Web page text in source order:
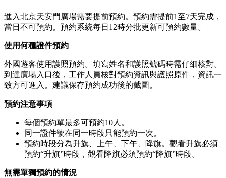
進入北京天安門廣場需要提前預約。預約需提前1至7天完成，
當日不可預約。預約系統每日12時分批更新可預約數量。
使用何種證件預約
外國遊客使用護照預約。填寫姓名和護照號碼時需仔細核對。
到達廣場入口後，工作人員核對預約資訊與護照原件，資訊一
致方可進入。建議保存預約成功後的截圖。
預約注意事項
每個預約單最多可預約10人。
同一證件號在同一時段只能預約一次。
預約時段分為升旗、上午、下午、降旗。觀看升旗必須
預約“升旗”時段，觀看降旗必須預約“降旗”時段。
無需單獨預約的情況